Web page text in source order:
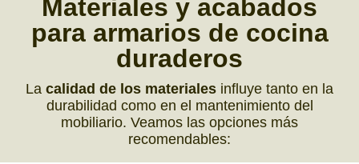
Materiales y acabados
para armarios de cocina
duraderos
La calidad de los materiales influye tanto en la
durabilidad como en el mantenimiento del
mobiliario. Veamos las opciones más
recomendables: